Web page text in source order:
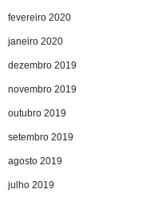
fevereiro 2020
janeiro 2020
dezembro 2019
novembro 2019
outubro 2019
setembro 2019
agosto 2019
julho 2019